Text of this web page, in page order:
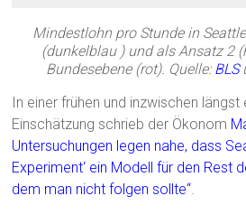
Mindestlohn pro Stunde in
(dunkelblau ) und als Ansatz 2
Bundesebene (rot). Quelle: BLS
In einer frühen und inzwischen
Einschätzung schrieb der Ökonom
Untersuchungen legen nahe, dass
Experiment‘ ein Modell für den Rest
dem man nicht folgen sollte“.